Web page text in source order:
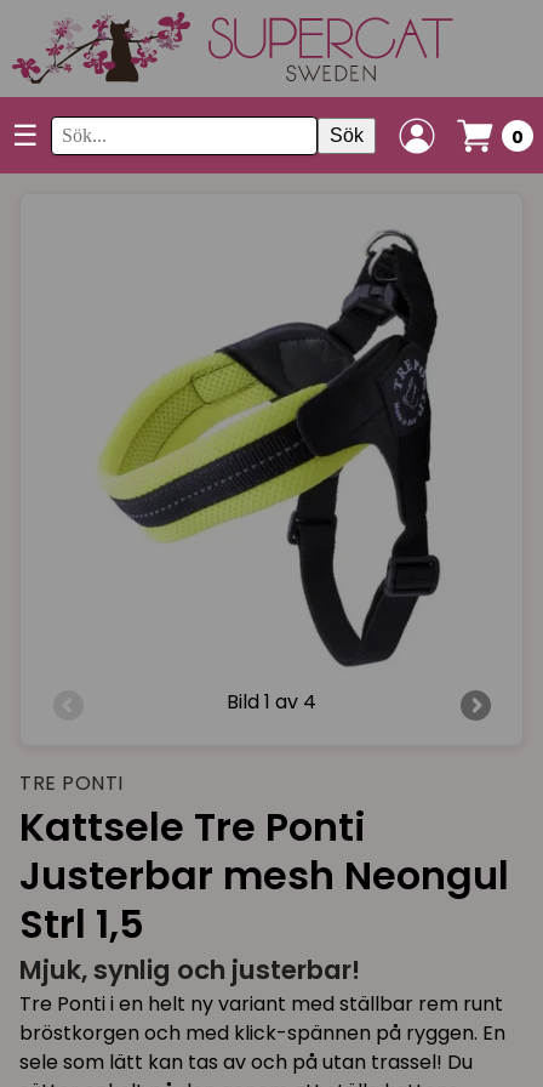
☰ Sök 0
Bild 1 av 4
TRE PONTI
Kattsele Tre Ponti
Justerbar mesh Neongul
Strl 1,5
Mjuk, synlig och justerbar!
Tre Ponti i en helt ny variant med ställbar rem runt
bröstkorgen och med klick-spännen på ryggen. En
sele som lätt kan tas av och på utan trassel! Du